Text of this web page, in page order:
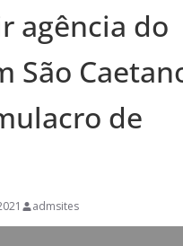
agência do
São
de
admsites